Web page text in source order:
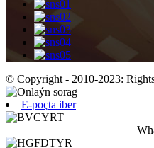
© Copyright - 2010-2023:
E-poçta iber